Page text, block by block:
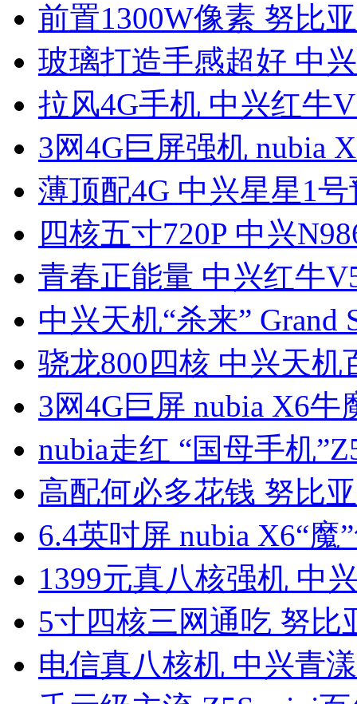
前置1300W像素 努比
玻璃打造手感超好 中
拉风4G手机 中兴红牛
3网4G巨屏强机 nubia
薄顶配4G 中兴星星1
四核五寸720P 中兴
青春正能量 中兴红牛
中兴天机“杀来” Grand
骁龙800四核 中兴天机
3网4G巨屏 nubia X6牛
nubia走红 “国母手机
高配何必多花钱 努比
6.4英吋屏 nubia X6“魔
1399元真八核强机 中
5寸四核三网通吃 努比
电信真八核机 中兴青